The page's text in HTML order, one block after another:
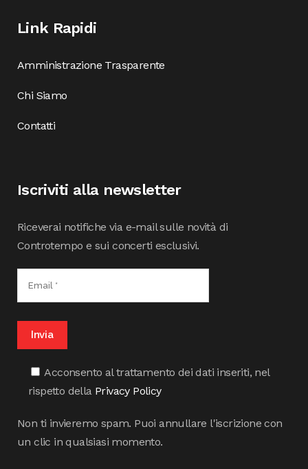
Link Rapidi
Amministrazione Trasparente
Chi Siamo
Contatti
Iscriviti alla newsletter
Riceverai notifiche via e-mail sulle novità di
Controtempo e sui concerti esclusivi.
Acconsento al trattamento dei dati inseriti, nel
rispetto della Privacy Policy
Non ti invieremo spam. Puoi annullare l'iscrizione con
un clic in qualsiasi momento.